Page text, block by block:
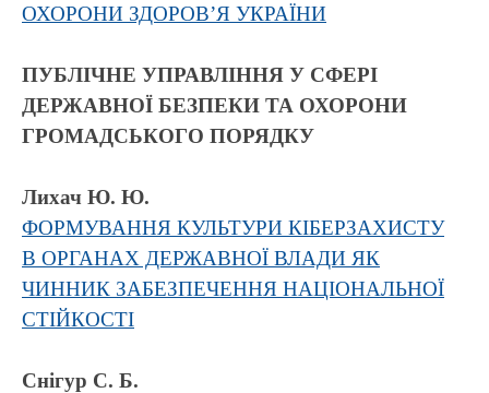
ОХОРОНИ ЗДОРОВ’Я УКРАЇНИ
ПУБЛІЧНЕ УПРАВЛІННЯ У СФЕРІ
ДЕРЖАВНОЇ БЕЗПЕКИ ТА ОХОРОНИ
ГРОМАДСЬКОГО ПОРЯДКУ
Лихач Ю. Ю.
ФОРМУВАННЯ КУЛЬТУРИ КІБЕРЗАХИСТУ
В ОРГАНАХ ДЕРЖАВНОЇ ВЛАДИ ЯК
ЧИННИК ЗАБЕЗПЕЧЕННЯ НАЦІОНАЛЬНОЇ
СТІЙКОСТІ
Снігур С. Б.